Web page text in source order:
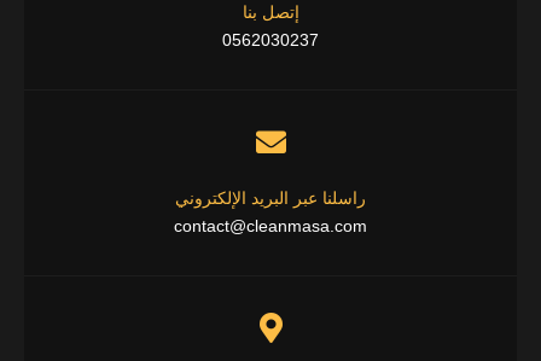
إتصل بنا
0562030237
راسلنا عبر البريد الإلكتروني
contact@cleanmasa.com